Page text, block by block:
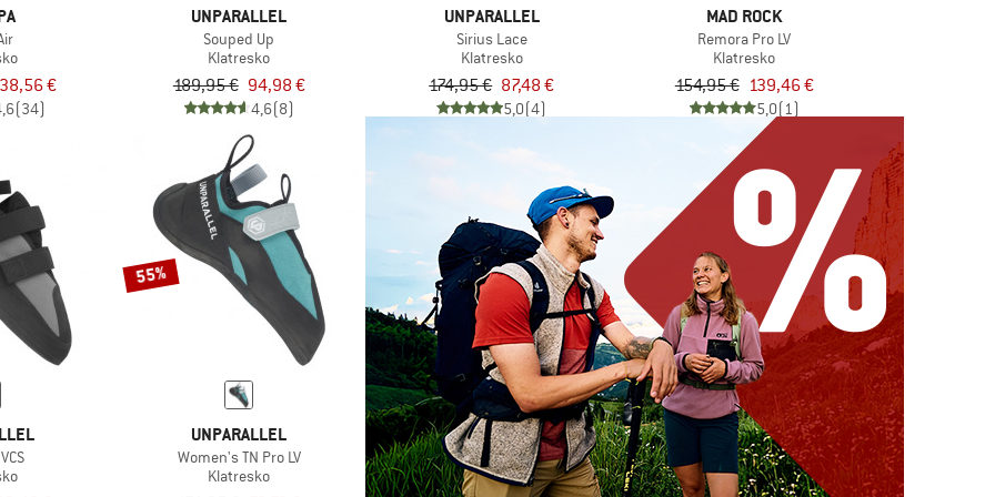
€
(34)
UNPARALLEL
Souped Up
Klatresko
189,95 € 94,98 €
4,6(8)
UNPARALLEL
Sirius Lace
Klatresko
174,95 € 87,48 €
5,0(4)
MAD ROCK
Remora Pro LV
Klatresko
154,95 € 139,46 €
5,0(1)
55%
UNPARALLEL
Women's TN Pro LV
Klatresko